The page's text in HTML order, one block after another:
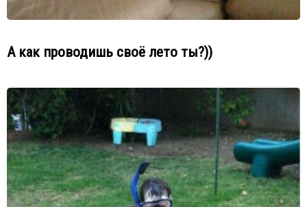
А как проводишь своё лето ты?))